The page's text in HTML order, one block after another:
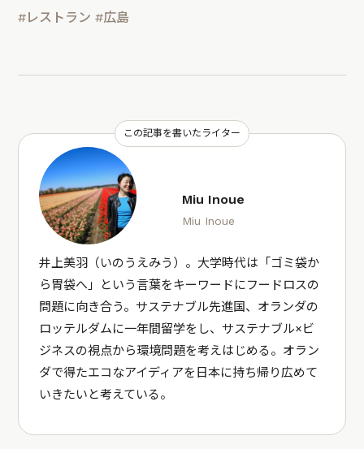
#レストラン #広島
この記事を書いたライター
Miu Inoue
Miu Inoue
井上美羽（いのうえみう）。大学時代は「ゴミ袋か
ら胃袋へ」という言葉をキーワードにフードロスの
問題に向き合う。サステナブル先進国、オランダの
ロッテルダムに一年間留学をし、サステナブル×ビ
ジネスの視点から環境問題を考えはじめる。オラン
ダで得たエコなアイディアを日本に持ち帰り広めて
いきたいと考えている。